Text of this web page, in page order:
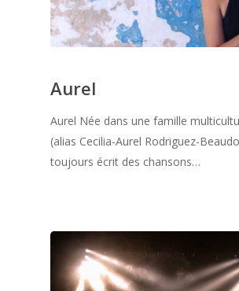
Aurel
Aurel Née dans une famille
(alias Cecilia-Aurel Rodriguez-
toujours écrit des chansons…